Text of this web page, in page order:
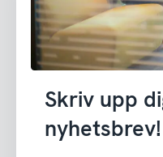
Skriv upp
nyhetsbrev!